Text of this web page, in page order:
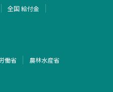
全国 給付金
働省 農林水産省